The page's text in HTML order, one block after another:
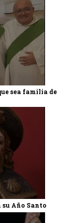
sea familia de
Año Santo